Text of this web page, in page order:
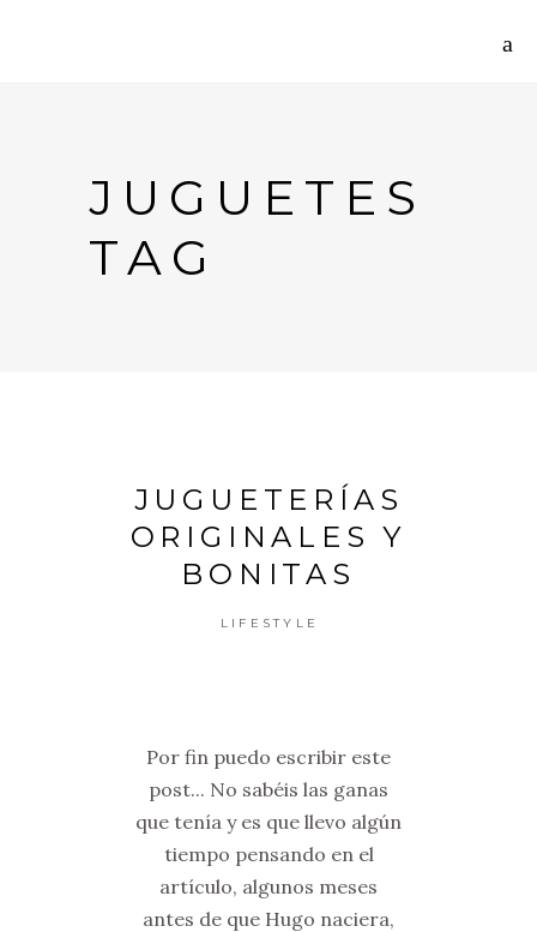
JUGUETES
TAG
JUGUETERÍAS
ORIGINALES Y
BONITAS
LIFESTYLE
Por fin puedo escribir este
post... No sabéis las ganas
que tenía y es que llevo algún
tiempo pensando en el
artículo, algunos meses
antes de que Hugo naciera,